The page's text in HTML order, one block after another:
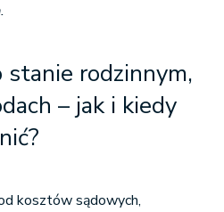
stanie rodzinnym,
– jak i kiedy
kosztów sądowych,